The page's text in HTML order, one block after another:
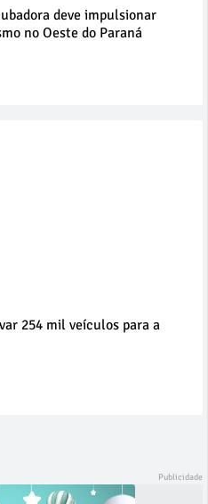
deve impulsionar
no Oeste do Paraná
254 mil veículos para a